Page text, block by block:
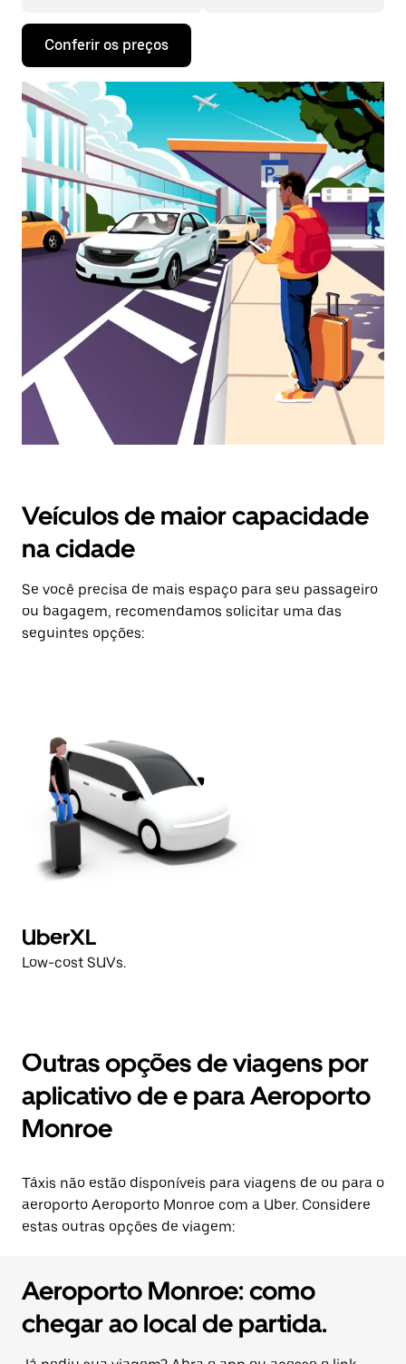
Pressione
seta
para
baixo
para
interagir
o
calendário
selecionar
uma
data.
Pressione
fechar
calendário.
Conferir os preços
Veículos de maior capacidade
na cidade
Se você precisa de mais espaço para seu passageiro
ou bagagem, recomendamos solicitar uma das
seguintes opções:
UberXL
Low-cost SUVs.
Outras opções de viagens por
aplicativo de e para Aeroporto
Monroe
Táxis não estão disponíveis para viagens de ou para o
aeroporto Aeroporto Monroe com a Uber. Considere
estas outras opções de viagem:
Aeroporto Monroe: como
chegar ao local de partida.